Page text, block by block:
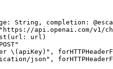
String, completion:
api.openai.com/v1/
url)
\(apiKey)",
json",